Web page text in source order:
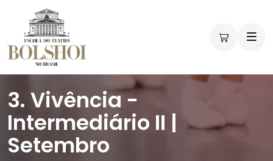
3. Vivência -
Intermediário II |
Setembro